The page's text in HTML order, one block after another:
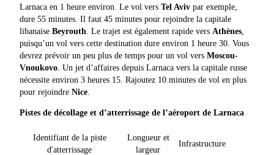
Larnaca en 1 heure environ. Le vol vers Tel Aviv par exemple,
dure 55 minutes. Il faut 45 minutes pour rejoindre la capitale
libanaise Beyrouth . Le trajet est également rapide vers Athènes
puisqu’un vol vers cette destination dure environ 1 heure 30. Vous
devrez prévoir un peu plus de temps pour un vol vers Moscou-
Vnoukovo . Un jet d’affaires depuis Larnaca vers la capitale russe
nécessite environ 3 heures 15. Rajoutez 10 minutes de vol en plus
pour rejoindre Nice
Pistes de décollage et d’atterrissage de l’aéroport de Larnaca
Identifiant de la piste
d'atterrissage
Longueur et
largeur
Infrastructure